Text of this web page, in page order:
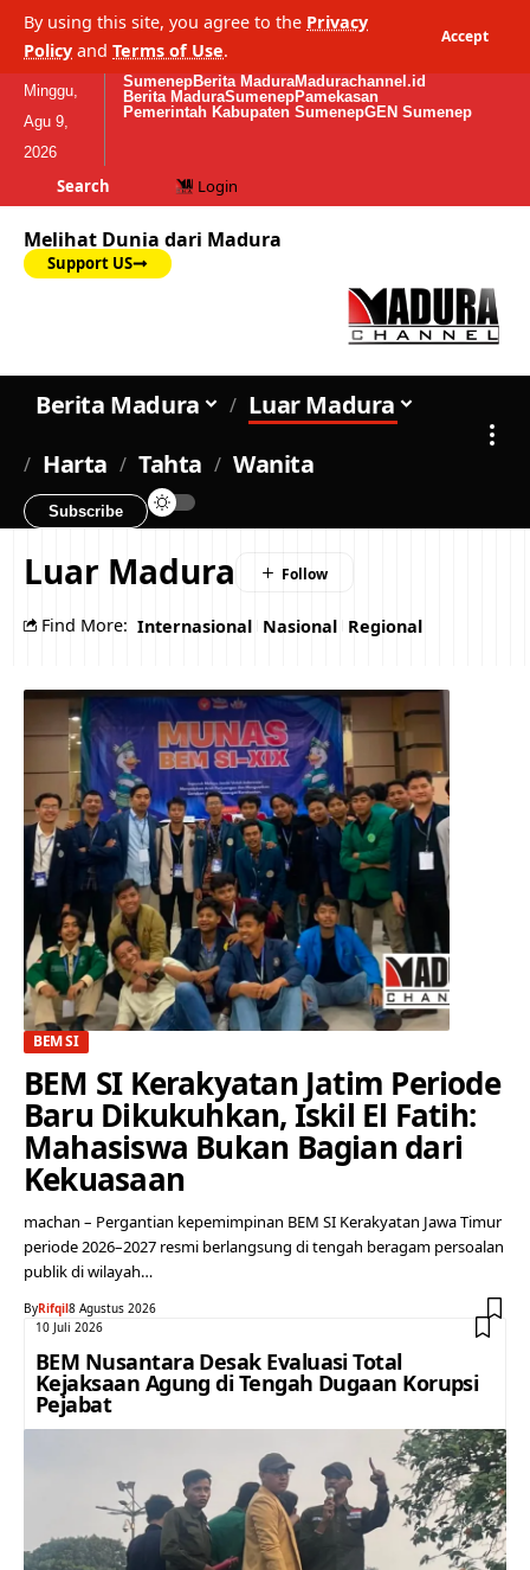
By using this site, you agree to the Privacy
Policy and Terms of Use.
Accept
Minggu,
Agu 9,
2026
SumenepBerita MaduraMadurachannel.id
Berita MaduraSumenepPamekasan
Pemerintah Kabupaten SumenepGEN Sumenep
Search Login
Melihat Dunia dari Madura
Support US
Berita Madura
Luar Madura
Harta
Tahta Wanita
Subscribe
Luar Madura
Find More: Internasional Nasional Regional
BEM SI
BEM SI Kerakyatan Jatim Periode
Baru Dikukuhkan, Iskil El Fatih:
Mahasiswa Bukan Bagian dari
Kekuasaan
machan – Pergantian kepemimpinan BEM SI Kerakyatan Jawa Timur
periode 2026–2027 resmi berlangsung di tengah beragam persoalan
publik di wilayah…
ByRifqil8 Agustus 2026
10 Juli 2026
BEM Nusantara Desak Evaluasi Total
Kejaksaan Agung di Tengah Dugaan Korupsi
Pejabat